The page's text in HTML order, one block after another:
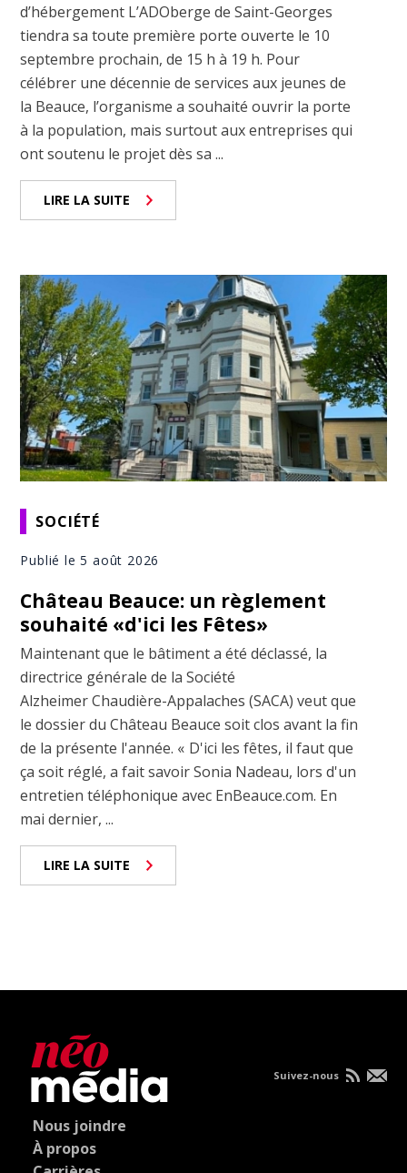
d’hébergement L’ADOberge de Saint-Georges
tiendra sa toute première porte ouverte le 10
septembre prochain, de 15 h à 19 h. Pour
célébrer une décennie de services aux jeunes de
la Beauce, l’organisme a souhaité ouvrir la porte
à la population, mais surtout aux entreprises qui
ont soutenu le projet dès sa ...
LIRE LA SUITE
SOCIÉTÉ
Publié le 5 août 2026
Château Beauce: un règlement
souhaité «d'ici les Fêtes»
Maintenant que le bâtiment a été déclassé, la
directrice générale de la Société
Alzheimer Chaudière-Appalaches (SACA) veut que
le dossier du Château Beauce soit clos avant la fin
de la présente l'année. « D'ici les fêtes, il faut que
ça soit réglé, a fait savoir Sonia Nadeau, lors d'un
entretien téléphonique avec EnBeauce.com. En
mai dernier, ...
LIRE LA SUITE
Nous joindre
À propos
Suivez-nous